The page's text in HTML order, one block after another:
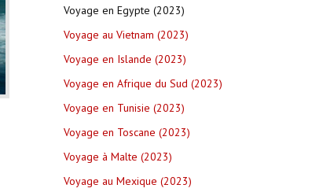
Voyage en Egypte (2023)
Voyage au Vietnam (2023)
Voyage en Islande (2023)
Voyage en Afrique du Sud (2023)
Voyage en Tunisie (2023)
Voyage en Toscane (2023)
Voyage à Malte (2023)
Voyage au Mexique (2023)